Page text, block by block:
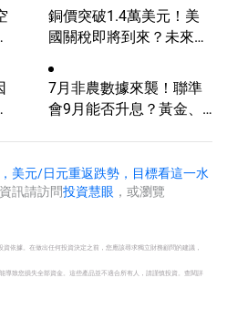
銅價突破1.4萬美元！美
國關稅即將到來？未來會
7月非農數據來襲！聯準
會9月能否升息？黃金、
，美元/日元重返跌勢，目標看這一水
訊請訪問投資慧眼 ，或瀏覽
依據。在做出任何投資決定之前，您應該尋求獨立財務顧問的建議，
導致您損失全部資金。這些產品並不適合所有人，請謹慎投資。 查閱詳